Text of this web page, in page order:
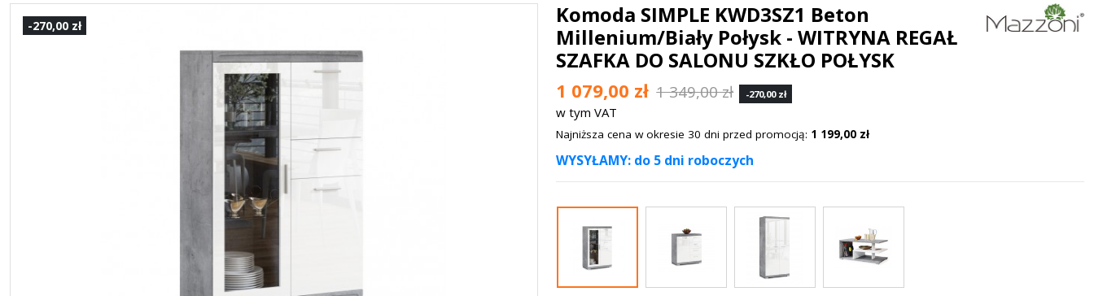
-270,00 zł
Komoda SIMPLE KWD3SZ1 Beton
Millenium/Biały Połysk - WITRYNA REGAŁ
SZAFKA DO SALONU SZKŁO POŁYSK
1 079,00 zł 1 349,00 zł -270,00 zł
w tym VAT
Najniższa cena w okresie 30 dni przed promocją: 1 199,00 zł
WYSYŁAMY: do 5 dni roboczych